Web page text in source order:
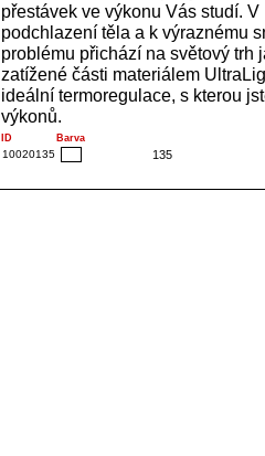
přestávek ve výkonu Vás studí.
podchlazení těla a k výraznému
problému přichází na světový trh
zatížené části materiálem
ideální termoregulace, s kterou
výkonů.
ID Barva
10020135 135